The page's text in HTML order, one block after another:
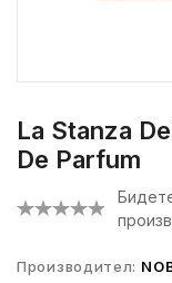
La Stanza
De Parfum
Производител: